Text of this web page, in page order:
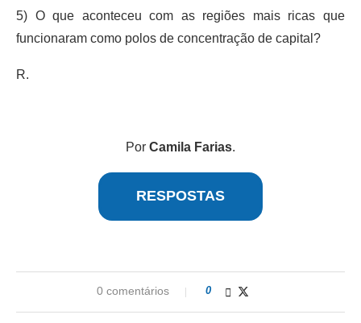
5) O que aconteceu com as regiões mais ricas que
funcionaram como polos de concentração de capital?
R.
Por Camila Farias.
RESPOSTAS
0 comentários 0